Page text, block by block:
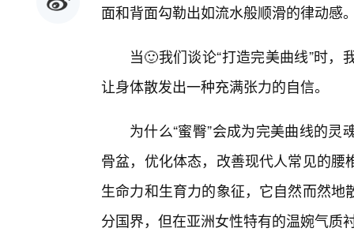
面和背面勾勒出如流水般顺滑的律动感
当🙂我们谈论“打造完美曲线”时
让身体散发出一种充满张力的自信。
为什么“蜜臀”会成为完美曲线的
骨盆，优化体态，改善现代人常见的
生命力和生育力的象征，它自然而然
分国界，但在亚洲女性特有的温婉气质